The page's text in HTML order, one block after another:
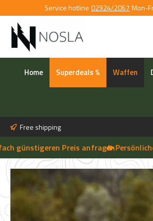
to main content
Skip to search
Skip to main navigation
Service hotline 02924/2067 Mon-
Home Superdeals % Waffen
Free shipping
Preis anfragen
➔
🔥 Persönliche
🔥 Aktuelle NOSLA-Angebote sichern | 🔥